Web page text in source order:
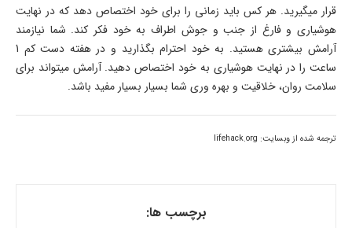
قرار میگیرید. هر کس باید زمانی را برای خود اختصاص دهد که در نهایت
هوشیاری و فارغ از جنب و جوش اطراف به خود فکر کند. شما نیازمند
آرامش بیشتری هستید. به خود احترام بگذارید و در هفته دست کم 1
ساعت را در نهایت هوشیاری به خود اختصاص دهید. آرامش میتواند برای
سلامت روان، خلاقیت و بهره وری شما بسیار بسیار مفید باشد.
ترجمه شده از وبسایت: lifehack.org
برچسب ها: